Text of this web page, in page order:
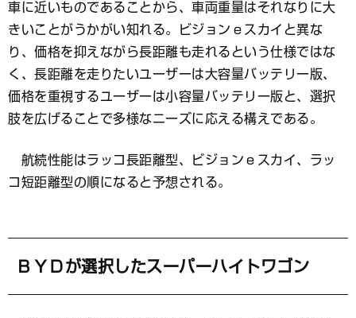
車に近いものであることから、車両重量はそれなりに大
きいことがうかがい知れる。ビジョンｅスカイと異な
り、価格を抑えながら長距離も走れるという仕様ではな
く、長距離を走りたいユーザーは大容量バッテリー版、
価格を重視するユーザーは小容量バッテリー版と、選択
肢を広げることで多様なニーズに応える構えである。
航続性能はラッコ長距離型、ビジョンｅスカイ、ラッ
コ短距離型の順になると予想される。
ＢＹＤが選択したスーパーハイトワゴン